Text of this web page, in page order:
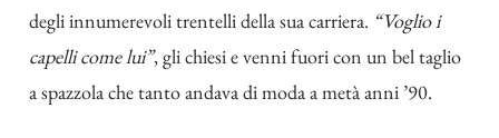
degli innumerevoli trentelli della sua carriera. “Voglio i
capelli come lui”, gli chiesi e venni fuori con un bel taglio
a spazzola che tanto andava di moda a metà anni ’90.